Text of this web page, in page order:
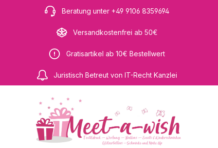
Zum Hauptinhalt springenBeratung unter +49 9106 8359694
Versandkostenfrei ab 50€
Gratisartikel ab 10€ Bestellwert
Juristisch Betreut von IT-Recht Kanzlei